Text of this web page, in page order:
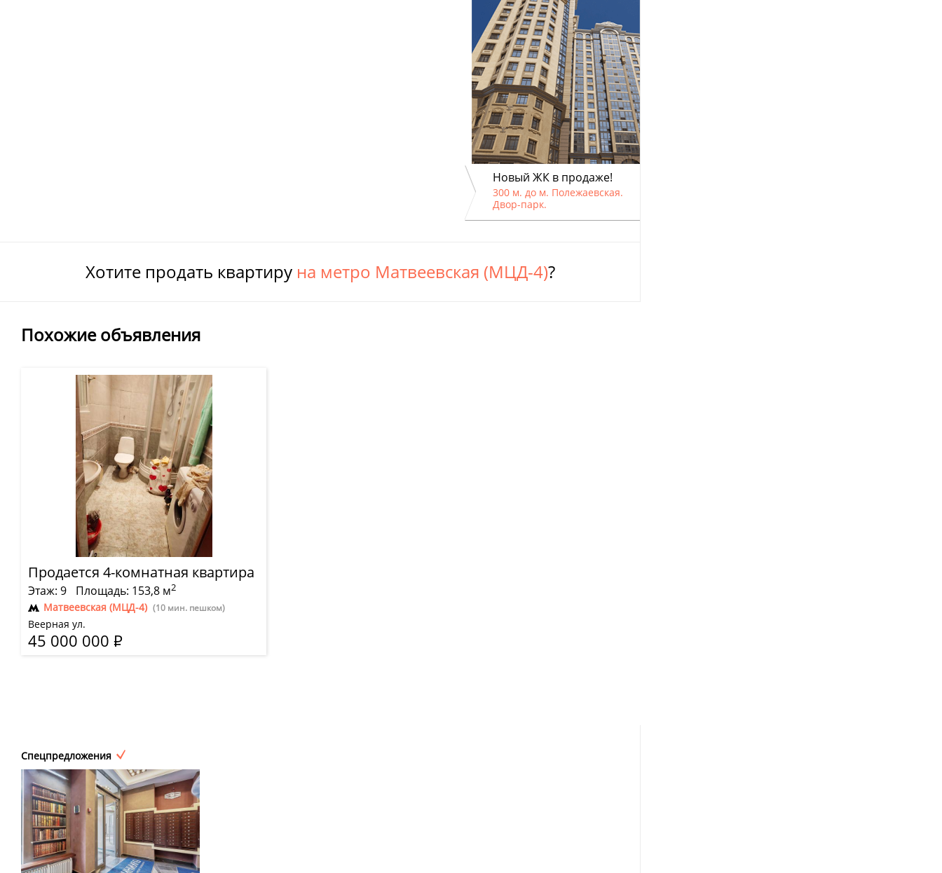
Новый ЖК в продаже!
300 м. до м. Полежаевская.
Двор-парк.
Похожие объявления
Продается 4-комнатная квартира
Этаж: 9 Площадь: 153,8 м2
Матвеевская (МЦД-4) (10 мин. пешком)
Веерная ул.
45 000 000 Р
Хотите продать квартиру на метро Матвеевская (МЦД-4)?
Спецпредложения